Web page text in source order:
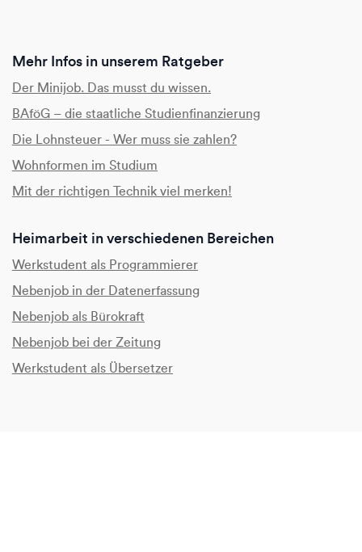
Mehr Infos in unserem Ratgeber
Der Minijob. Das musst du wissen.
BAföG – die staatliche Studienfinanzierung
Die Lohnsteuer - Wer muss sie zahlen?
Wohnformen im Studium
Mit der richtigen Technik viel merken!
Heimarbeit in verschiedenen Bereichen
Werkstudent als Programmierer
Nebenjob in der Datenerfassung
Nebenjob als Bürokraft
Nebenjob bei der Zeitung
Werkstudent als Übersetzer